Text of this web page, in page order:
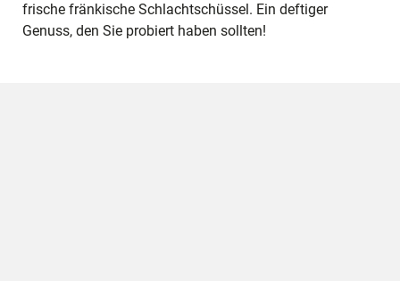
frische fränkische Schlachtschüssel. Ein deftiger
Genuss, den Sie probiert haben sollten!